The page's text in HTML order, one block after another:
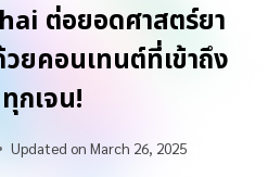
ต่อยอดศาสตร์ยา
ยคอนเทนต์ที่เข้าถึง
กเจน!
Updated on March 26, 2025